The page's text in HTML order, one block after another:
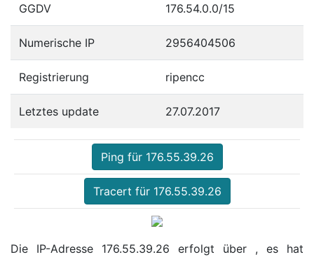
GGDV 176.54.0.0/15
Numerische IP 2956404506
Registrierung ripencc
Letztes update 27.07.2017
Ping für 176.55.39.26
Tracert für 176.55.39.26
Die IP-Adresse 176.55.39.26 erfolgt über , es hat